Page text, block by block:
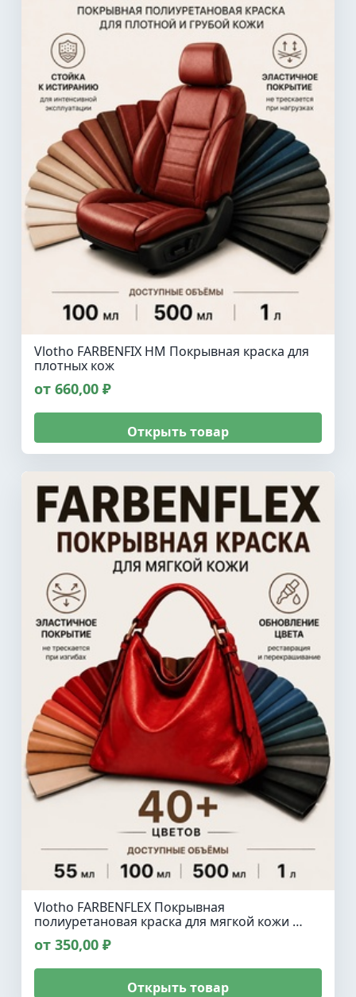
Vlotho FARBENFIX HM Покрывная краска для
плотных кож
от 660,00 ₽
Открыть товар
Vlotho FARBENFLEX Покрывная
полиуретановая краска для мягкой кожи …
от 350,00 ₽
Открыть товар